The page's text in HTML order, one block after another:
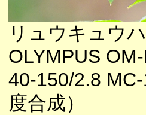
リュウキュウ
OLYMPUS
40-150/2.8
度合成）